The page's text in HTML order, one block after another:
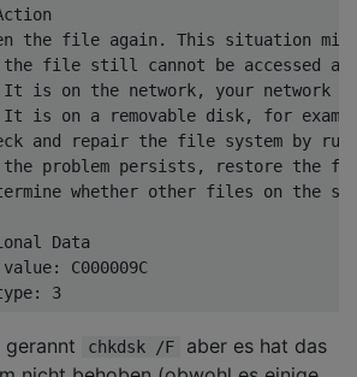
the file again. This situation
file still cannot be accessed
is on the network, your network
is on a removable disk, for
and repair the file system by
problem persists, restore the
whether other files on the
Data
C000009C
gerannt chkdsk /F
aber es hat das